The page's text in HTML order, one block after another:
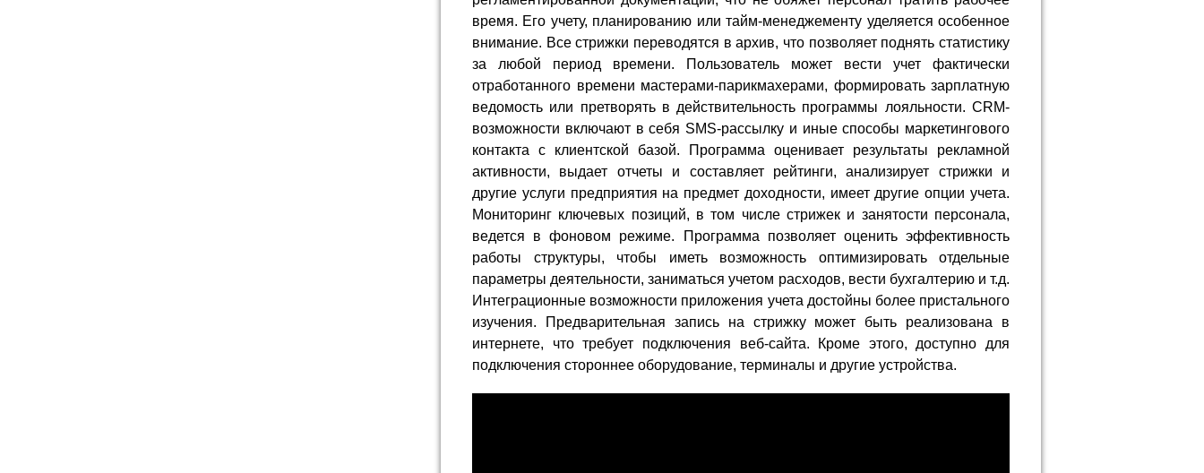
время. Его учету, планированию или тайм-менеджементу уделяется особенное
внимание. Все стрижки переводятся в архив, что позволяет поднять статистику
за любой период времени. Пользователь может вести учет фактически
отработанного времени мастерами-парикмахерами, формировать зарплатную
ведомость или претворять в действительность программы лояльности. CRM-
возможности включают в себя SMS-рассылку и иные способы маркетингового
контакта с клиентской базой. Программа оценивает результаты рекламной
активности, выдает отчеты и составляет рейтинги, анализирует стрижки и
другие услуги предприятия на предмет доходности, имеет другие опции учета.
Мониторинг ключевых позиций, в том числе стрижек и занятости персонала,
ведется в фоновом режиме. Программа позволяет оценить эффективность
работы структуры, чтобы иметь возможность оптимизировать отдельные
параметры деятельности, заниматься учетом расходов, вести бухгалтерию и т.д.
Интеграционные возможности приложения учета достойны более пристального
изучения. Предварительная запись на стрижку может быть реализована в
интернете, что требует подключения веб-сайта. Кроме этого, доступно для
подключения стороннее оборудование, терминалы и другие устройства.